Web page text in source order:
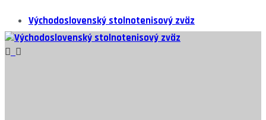
Východoslovenský stolnotenisový zväz